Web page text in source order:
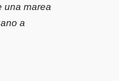
una marea
a